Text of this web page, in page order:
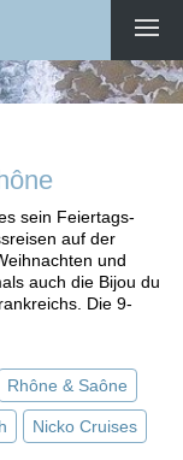
sein Feiertags-
auf der
und
auch die Bijou du
Die 9-
Rhône & Saône
Nicko Cruises